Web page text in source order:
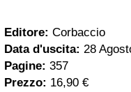
Editore: Corbaccio
Data d'uscita: 28
Pagine: 357
Prezzo: 16,90 €